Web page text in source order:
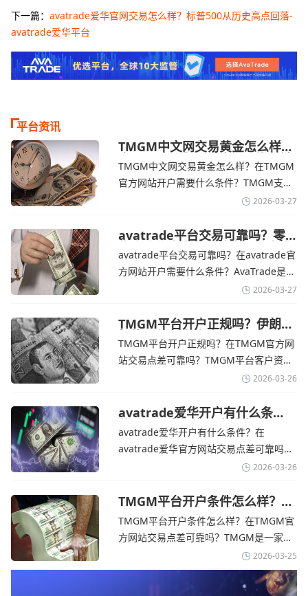
下一篇： avatrade爱华官网交易怎么样？标普500从历史高点回落-
avatrade爱华平台
平台资讯
TMGM中文网交易黄金怎么样？
金价下跌，市场评估伊朗停火前
景-TMGM官网
TMGM中文网交易黄金怎么样？在TMGM
官方网站开户需要什么条件？‌‌‌TMGM支持
全球主流的MT4/MT5平台，同时提供功能
险管理工具。通过TMGM官网交易资讯了
解，金价周四回落，受​美元走强和油价上
涨，使通胀担忧保持不变‌对加息的持续预
2026-03-27
avatrade平台交易可靠吗？零
售企业称中东地区冲突正推高成
本avatrade官网
avatrade平台交易可靠吗？在avatrade官
方网站开户需要什么条件？‌‌‌AvaTrade是一
个在交易优势和可靠性两方面都非常均衡
在学习和探索中成长的新手交易者。通过
avatrade官网交易资讯了解，零售企业警
告称，中东地区的冲突正在推高成本，如
2026-03-27
TMGM平台开户正规吗？伊朗仍
拒绝与美国直接谈判-TMGM官
网
TMGM平台开户正规吗？在TMGM官方网
站交易点差可靠吗？‌‌‌TMGM平台客户资金
存放在澳大利亚国民银行等顶级银行的独
TMGM官网交易资讯了解，伊朗外交部长
表示，尽管德黑兰高级官员正在审查美国
结束战争的提议
2026-03-26
avatrade爱华开户有什么条
件？亚洲市场交易喜忧参半-
avatrade爱华官网
avatrade爱华开户有什么条件？在
avatrade爱华官方网站交易点差可靠吗？‌‌‌
avatrade爱华平台的新手可以用很小的成
标准的MT4、MT5，以及自研的
AvaTradeGO和AvaOptions。通过
avatrade爱华官网交易资讯了解，据伊朗
2026-03-26
TMGM平台开户条件怎么样？美
伊和谈传闻引发油价暴跌-
TMGM官网
TMGM平台开户条件怎么样？在TMGM官
方网站交易点差可靠吗？‌‌‌TMGM是一家交
易成本极低、产品极其丰富、ASIC监管
+千万保险加持的全球知名经纪商，特别适
合活跃交易者和股票CFD投资者。通过
2026-03-25